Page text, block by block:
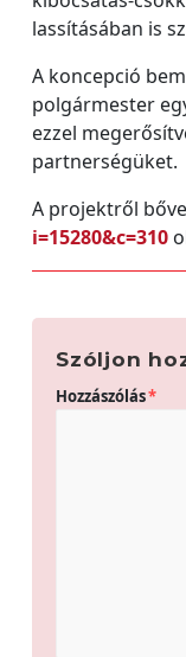
lassításában is
A koncepció
polgármester
ezzel
partnerségüket.
A projektről
i=15280&c=310
Szóljon
Hozzászólás*